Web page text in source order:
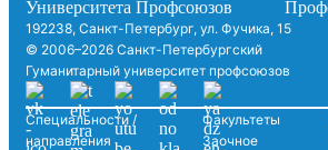
192238, Санкт-Петербург, ул. Фучика, 15
© 2006–2026 Санкт-Петербургский
Гуманитарный университет профсоюзов
Специальности /
направления
Факультеты
Заочное